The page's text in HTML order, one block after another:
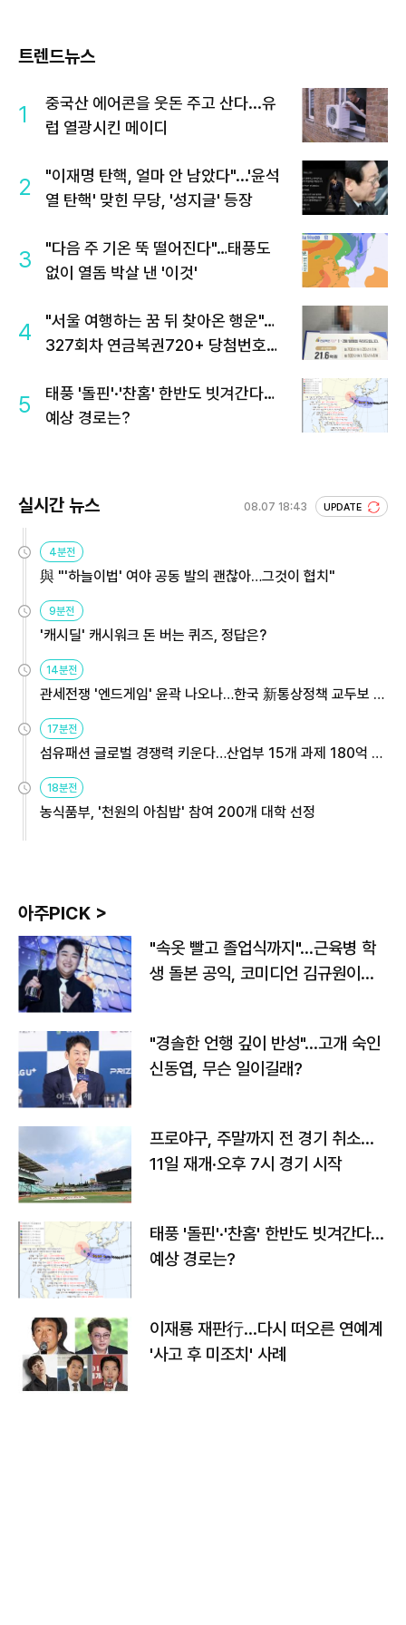
트렌드뉴스
1
중국산 에어콘을 웃돈 주고 산다...유
럽 열광시킨 메이디
2
"이재명 탄핵, 얼마 안 남았다"...'윤석
열 탄핵' 맞힌 무당, '성지글' 등장
3
"다음 주 기온 뚝 떨어진다"…태풍도
없이 열돔 박살 낸 '이것'
4
"서울 여행하는 꿈 뒤 찾아온 행운"…
327회차 연금복권720+ 당첨번호조
5
태풍 '돌핀'·'찬홈' 한반도 빗겨간다…
예상 경로는?
실시간 뉴스 08.07 18:43 UPDATE
4분전
與 "'하늘이법' 여야 공동 발의 괜찮아…그것이 협치"
9분전
'캐시딜' 캐시워크 돈 버는 퀴즈, 정답은?
14분전
관세전쟁 '엔드게임' 윤곽 나오나…한국 新통상정책 교두보 활
용해야
17분전
섬유패션 글로벌 경쟁력 키운다…산업부 15개 과제 180억 지
원
18분전
농식품부, '천원의 아침밥' 참여 200개 대학 선정
아주PICK >
"속옷 빨고 졸업식까지"…근육병 학
생 돌본 공익, 코미디언 김규원이었
"경솔한 언행 깊이 반성"…고개 숙인
신동엽, 무슨 일이길래?
프로야구, 주말까지 전 경기 취소…
11일 재개·오후 7시 경기 시작
태풍 '돌핀'·'찬홈' 한반도 빗겨간다…
예상 경로는?
이재룡 재판行…다시 떠오른 연예계
'사고 후 미조치' 사례